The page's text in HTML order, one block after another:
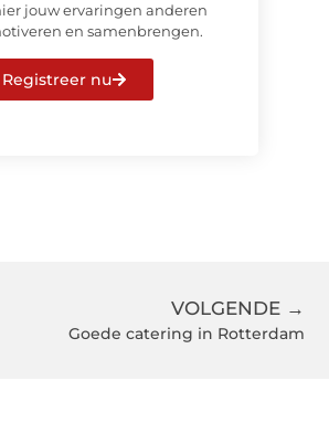
jouw ervaringen anderen
en samenbrengen.
Registreer nu
VOLGENDE →
Goede catering in Rotterdam